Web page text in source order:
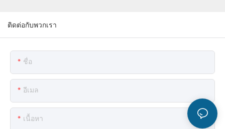
ติดต่อกับพวกเรา
ชื่อ
อีเมล
เนื้อหา